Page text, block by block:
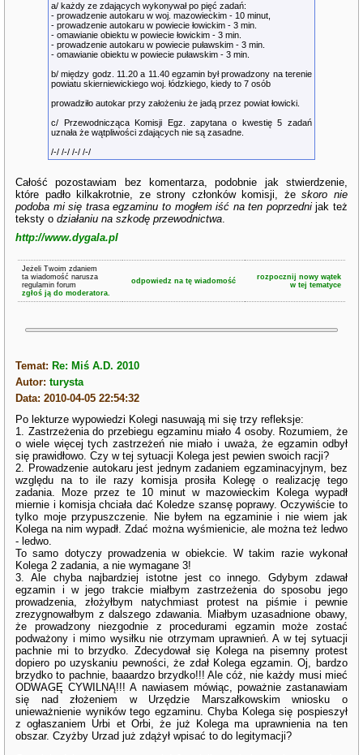
a/ każdy ze zdających wykonywał po pięć zadań:
- prowadzenie autokaru w woj. mazowieckim - 10 minut,
- prowadzenie autokaru w powiecie łowickim - 3 min.
- omawianie obiektu w powiecie łowickim - 3 min.
- prowadzenie autokaru w powiecie puławskim - 3 min.
- omawianie obiektu w powiecie puławskim - 3 min.
b/ między godz. 11.20 a 11.40 egzamin był prowadzony na terenie
powiatu skierniewickiego woj. łódzkiego, kiedy to 7 osób
prowadziło autokar przy założeniu że jadą przez powiat łowicki.
c/ Przewodnicząca Komisji Egz. zapytana o kwestię 5 zadań
uznała że wątpliwości zdających nie są zasadne.
/-/ /-/ /-/ /-/
Całość pozostawiam bez komentarza, podobnie jak stwierdzenie,
które padło kilkakrotnie, ze strony członków komisji, żeskoro nie
podoba mi się trasa egzaminu to mogłem iść na ten poprzednijak też
teksty odziałaniu na szkodę przewodnictwa.
http://www.dygala.pl
Jeżeli Twoim zdaniem
ta wiadomość narusza
regulamin forum
zgłoś ją do moderatora.
odpowiedz na tę wiadomość
rozpocznij nowy wątek
w tej tematyce
Temat: Re: Miś A.D. 2010
Autor:turysta
Data: 2010-04-05 22:54:32
Po lekturze wypowiedzi Kolegi nasuwają mi się trzy refleksje:
1. Zastrzeżenia do przebiegu egzaminu miało 4 osoby. Rozumiem, że
o wiele więcej tych zastrzeżeń nie miało i uważa, że egzamin odbył
się prawidłowo. Czy w tej sytuacji Kolega jest pewien swoich racji?
2. Prowadzenie autokaru jest jednym zadaniem egzaminacyjnym, bez
względu na to ile razy komisja prosiła Kolegę o realizację tego
zadania. Moze przez te 10 minut w mazowieckim Kolega wypadł
miernie i komisja chciała dać Koledze szansę poprawy. Oczywiście to
tylko moje przypuszczenie. Nie byłem na egzaminie i nie wiem jak
Kolega na nim wypadł. Zdać można wyśmienicie, ale można też ledwo
- ledwo.
To samo dotyczy prowadzenia w obiekcie. W takim razie wykonał
Kolega 2 zadania, a nie wymagane 3!
3. Ale chyba najbardziej istotne jest co innego. Gdybym zdawał
egzamin i w jego trakcie miałbym zastrzeżenia do sposobu jego
prowadzenia, złożyłbym natychmiast protest na piśmie i pewnie
zrezygnowałbym z dalszego zdawania. Miałbym uzasadnione obawy,
że prowadzony niezgodnie z procedurami egzamin może zostać
podważony i mimo wysiłku nie otrzymam uprawnień. A w tej sytuacji
pachnie mi to brzydko. Zdecydował się Kolega na pisemny protest
dopiero po uzyskaniu pewności, że zdał Kolega egzamin. Oj, bardzo
brzydko to pachnie, baaardzo brzydko!!! Ale cóż, nie każdy musi mieć
ODWAGĘ CYWILNĄ!!! A nawiasem mówiąc, poważnie zastanawiam
się nad złożeniem w Urzędzie Marszałkowskim wniosku o
unieważnienie wyników tego egzaminu. Chyba Kolega się pospieszył
z ogłaszaniem Urbi et Orbi, że już Kolega ma uprawnienia na ten
obszar. Czyżby Urzad już zdążył wpisać to do legitymacji?